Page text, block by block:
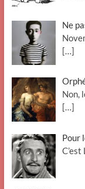
Ne
[…]
Non,
[…]
Pour